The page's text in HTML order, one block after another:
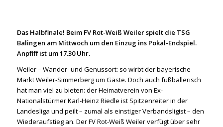
Das Halbfinale! Beim FV Rot-Weiß Weiler spielt die TSG
Balingen am Mittwoch um den Einzug ins Pokal-Endspiel.
Anpfiff ist um 17.30 Uhr.
Weiler – Wander- und Genussort: so wirbt der bayerische
Markt Weiler-Simmerberg um Gäste. Doch auch fußballerisch
hat man viel zu bieten: der Heimatverein von Ex-
Nationalstürmer Karl-Heinz Riedle ist Spitzenreiter in der
Landesliga und peilt – zumal als einstiger Verbandsligist – den
Wiederaufstieg an. Der FV Rot-Weiß Weiler verfügt über sehr